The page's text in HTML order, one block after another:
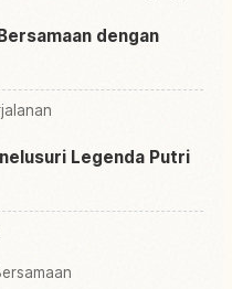
dengan
Legenda Putri